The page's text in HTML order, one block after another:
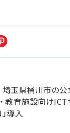
埼玉県桶川市の
教育施設向けICT
導入